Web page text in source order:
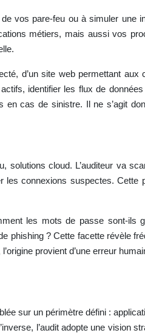
vos pare-feu ou à simuler une
métiers, mais aussi vos
d’un site web permettant aux
identifier les flux de
en cas de sinistre. Il ne s’agit
solutions cloud. L’auditeur va
connexions suspectes. Cette
les mots de passe sont-ils
phishing ? Cette facette révèle
provient d’une erreur
sur un périmètre défini :
l’audit adopte une vision